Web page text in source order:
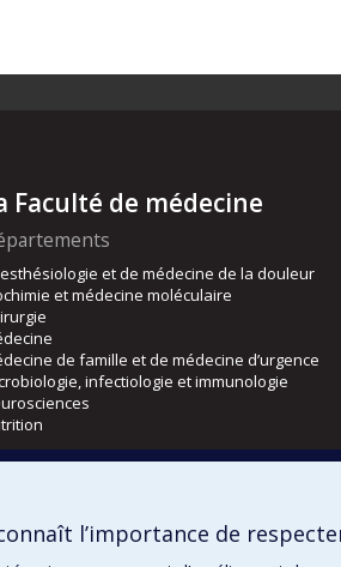
Faculté de médecine
et de médecine de la douleur
et médecine moléculaire
de famille et de médecine d’urgence
infectiologie et immunologie
et audiologie
l’importance de